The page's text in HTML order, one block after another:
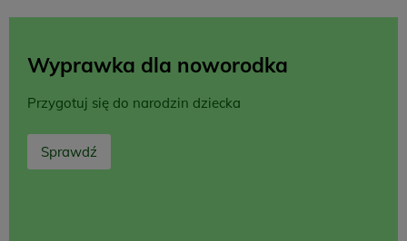
Wyprawka dla noworodka
Przygotuj się do narodzin dziecka
Sprawdź